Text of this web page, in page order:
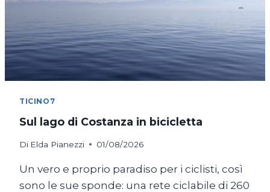
TICINO7
Sul lago di Costanza in bicicletta
Di Elda Pianezzi 01/08/2026
Un vero e proprio paradiso per i ciclisti, così
sono le sue sponde: una rete ciclabile di 260